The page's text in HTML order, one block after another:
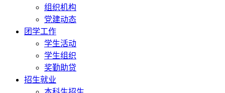
组织机构
党建动态
团学工作
学生活动
学生组织
奖勤助贷
招生就业